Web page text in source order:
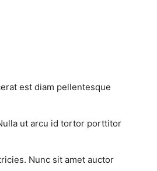
est diam pellentesque
ut arcu id tortor porttitor
Nunc sit amet auctor